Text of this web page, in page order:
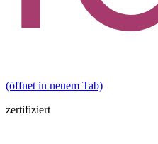
(öffnet in neuem Tab)
zertifiziert